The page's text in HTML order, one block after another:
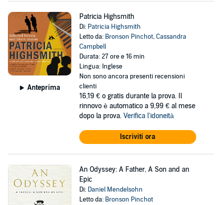
Anteprima
Patricia Highsmith
Di: Patricia Highsmith
Letto da: Bronson Pinchot,Cassandra
Campbell
Durata: 27 ore e 16 min
Lingua: Inglese
Non sono ancora presenti recensioni
clienti
16,19 € o gratis durante la prova. Il
rinnovo è automatico a 9,99 € al mese
dopo la prova. Verifica l'idoneità
Iscriviti ora
An Odyssey: A Father, A Son and an
Epic
Di: Daniel Mendelsohn
Letto da: Bronson Pinchot